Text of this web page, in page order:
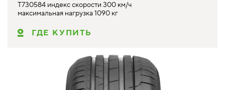
T730584 индекс скорости 300 км/ч
максимальная нагрузка 1090 кг
ГДЕ КУПИТЬ